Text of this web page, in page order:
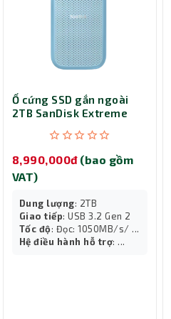
Ổ cứng SSD gắn ngoài
2TB SanDisk Extreme
SDSSDE61-2T00-G25B
8,990,000đ (bao gồm
VAT)
Dung lượng: 2TB
Giao tiếp: USB 3.2 Gen 2
Tốc độ: Đọc: 1050MB/s/ ...
Hệ điều hành hỗ trợ: ...